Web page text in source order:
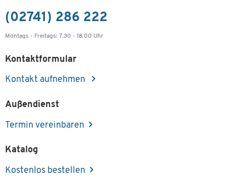
(02741) 286 222
Montags - Freitags: 7.30 - 18.00 Uhr
Kontaktformular
Kontakt aufnehmen
Außendienst
Termin vereinbaren
Katalog
Kostenlos bestellen